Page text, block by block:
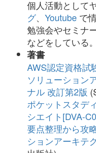
個人活動として
グ、 Youtube で
勉強会やセミナ
などをしている。
著書
AWS認定資格試
ソリューション
ナル 改訂第2版
ポケットスタデ
シエイト[DVA-
要点整理から攻
ションアーキテ